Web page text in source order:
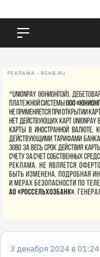
РЕКЛАМА • RSHB.RU
3 декабря 2024 в 01:24